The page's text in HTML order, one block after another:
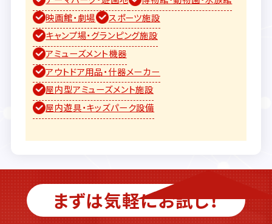
映画館・劇場
スポーツ施設
キャンプ場・グランピング施設
アミューズメント機器
アウトドア用品・什器メーカー
屋内型アミューズメント施設
屋内遊具・キッズパーク設備
まずは気軽にお試し！